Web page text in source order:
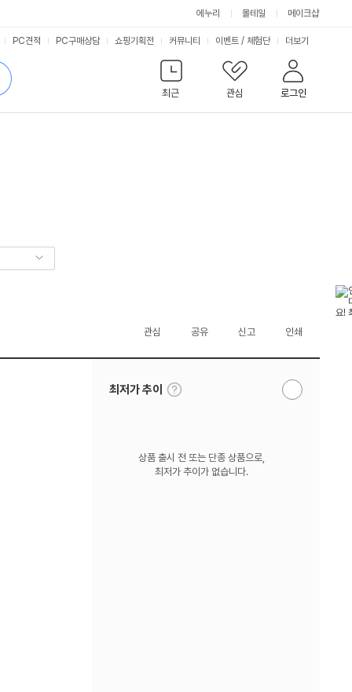
에누리 몰테일 메이크샵
최근
관심 로그인
PC견적 PC구매상담 쇼핑기획전 커뮤니티 이벤트 / 체험단 서
비
스
더보기
관심 공유 신고 인쇄
최저가 추이
툴
팁
알
상품 출시 전 또는 단종 상품으로,
최저가 추이가 없습니다.